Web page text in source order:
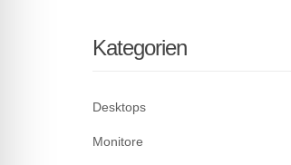
Kategorien
Desktops
Monitore